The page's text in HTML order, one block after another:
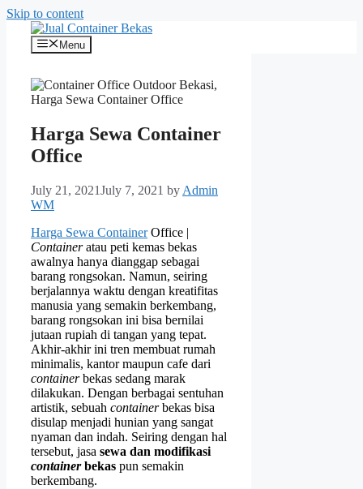
Skip to content
Menu
Harga Sewa Container
Office
July 21, 2021July 7, 2021 by Admin
WM
Harga Sewa ContainerOffice |
Containeratau peti kemas bekas
awalnya hanya dianggap sebagai
barang rongsokan. Namun, seiring
berjalannya waktu dengan kreatifitas
manusia yang semakin berkembang,
barang rongsokan ini bisa bernilai
jutaan rupiah di tangan yang tepat.
Akhir-akhir ini tren membuat rumah
minimalis, kantor maupun cafe dari
containerbekas sedang marak
dilakukan. Dengan berbagai sentuhan
artistik, sebuah containerbekas bisa
disulap menjadi hunian yang sangat
nyaman dan indah. Seiring dengan hal
tersebut, jasa sewa dan modifikasi
containerbekas pun semakin
berkembang.